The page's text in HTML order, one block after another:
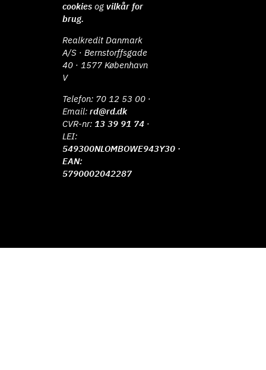
cookies ogvilkår for
brug.
Realkredit Danmark
A/S · Bernstorffsgade
40 · 1577 København
V
Telefon: 70 12 53 00 ·
Email:rd@rd.dk
CVR-nr: 13 39 91 74 ·
LEI:
549300NLOMBOWE943Y30 ·
EAN:
5790002042287